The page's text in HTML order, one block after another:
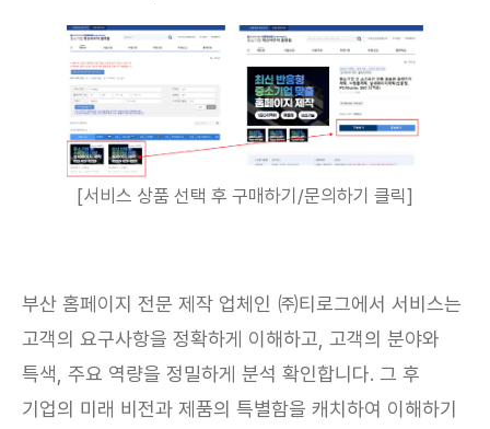
[서비스 상품 선택 후 구매하기/문의하기 클릭]
부산 홈페이지 전문 제작 업체인 ㈜티로그에서 서비스는
고객의 요구사항을 정확하게 이해하고, 고객의 분야와
특색, 주요 역량을 정밀하게 분석 확인합니다. 그 후
기업의 미래 비전과 제품의 특별함을 캐치하여 이해하기